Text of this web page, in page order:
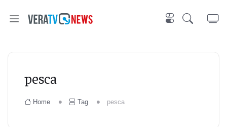
pesca
Home Tag pesca